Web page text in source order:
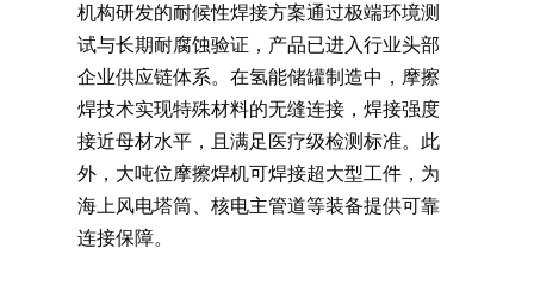
机构研发的耐候性焊接方案通过极端环境测
试与长期耐腐蚀验证，产品已进入行业头部
企业供应链体系。在氢能储罐制造中，摩擦
焊技术实现特殊材料的无缝连接，焊接强度
接近母材水平，且满足医疗级检测标准。此
外，大吨位摩擦焊机可焊接超大型工件，为
海上风电塔筒、核电主管道等装备提供可靠
连接保障。